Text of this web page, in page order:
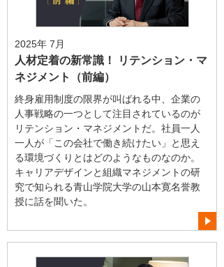
2025年 7月
人材定着の新常識！ リテンション・マ
ネジメント（前編）
終身雇用制度の限界が叫ばれる中、企業の
人事戦略の一つとして注目されているのが
リテンション・マネジメントだ。社員一人
一人が「この会社で働き続けたい」と思え
る環境づくりとはどのようなものなのか。
キャリアデザインと組織マネジメントの研
究で知られる青山学院大学の山本寛名誉教
授に話を聞いた。